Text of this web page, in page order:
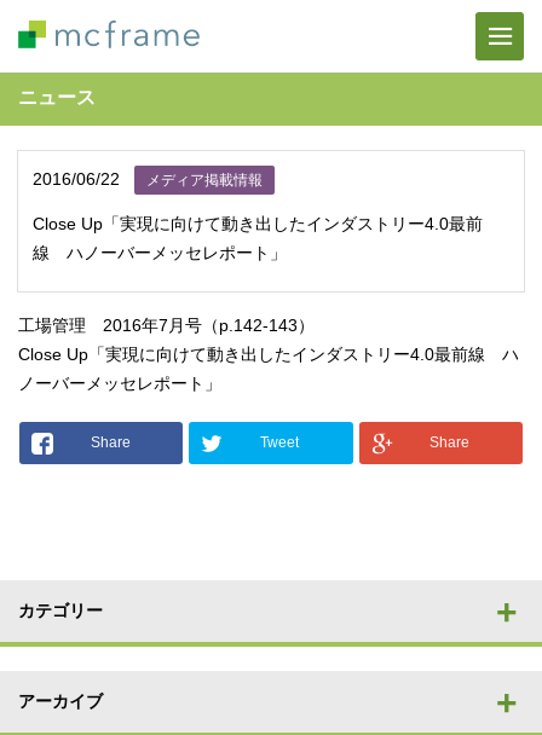
ニュース
2016/06/22 メディア掲載情報
Close Up「実現に向けて動き出したインダストリー4.0最前
線 ハノーバーメッセレポート」
工場管理 2016年7月号（p.142-143）
Close Up「実現に向けて動き出したインダストリー4.0最前線 ハ
ノーバーメッセレポート」
Share Tweet Share
カテゴリー
アーカイブ